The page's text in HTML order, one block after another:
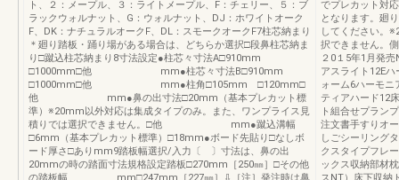
ト、２：メープル、３：ライトメープル、F：チェリー、５：ブ
ラックウォルナット、G：ウォルナット、DJ：ホワイトオーク
F、DK：ナチュラルオークF、DL：スモークオークF7柱芯納まり
＊廻り踏板・踊り場がある場合は、どちらか選択□段鼻柱芯納ま
り□蹴込柱芯納まり8寸法設定●柱芯々寸法A□910mm
□1000mm□他 mm●柱芯々寸法B□910mm
□1000mm□他 mm●柱角□105mm □120mm□
他 mm●鼻の出寸法□20mm（基本プレカット標
準）※20mm以外対応は集成タイプのみ。また、ワンプライス見
積りでは選択できません。□他 mm●蹴込溝幅
□6mm（基本プレカット標準）□18mm●ボード先貼り□なしボ
ード厚さ□ありmm9踏板幅選択/入力〔 〕寸法は、鼻の出
20mmの時の踏面寸法規格設定踏板□270mm［250㎜］□その他
の踏板幅 mm□247mm［227㎜］⇩［注］発注時は鼻
でプレカット対
となります。廻
してください。
択できません。
２0１5年1月発
アスライト12E
ォーム6ハーモ
ティアハード12
ト組合せプラン
注文書手すりオ
しごシーリング
クスタイプフレ
ックス収納部材
スNT）床下収納